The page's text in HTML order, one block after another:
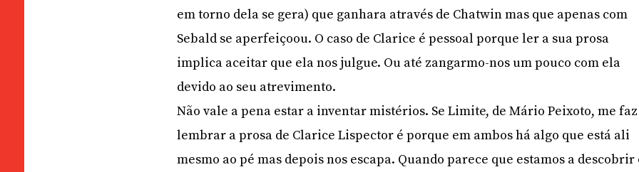
em torno dela se gera) que ganhara através de Chatwin mas que apenas com
Sebald se aperfeiçoou. O caso de Clarice é pessoal porque ler a sua prosa
implica aceitar que ela nos julgue. Ou até zangarmo-nos um pouco com ela
devido ao seu atrevimento.
Não vale a pena estar a inventar mistérios. Se Limite, de Mário Peixoto, me faz
lembrar a prosa de Clarice Lispector é porque em ambos há algo que está ali
mesmo ao pé mas depois nos escapa. Quando parece que estamos a descobrir